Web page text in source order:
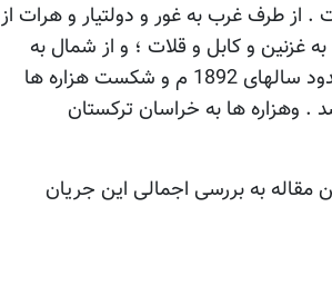
. از طرف غرب به غور و دولتیار و هرات از
غزنین و کابل و قلات ؛ و از شمال به
قطغن و بلخ محدود است . پس از حمله عبدالرحمن خان در حدود سالهای 1892 م و شکست هزاره ها
وهزاره ها به خراسان ترکستان
مقاله به بررسی اجمالی این جریان